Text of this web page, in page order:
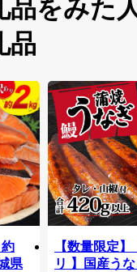
品をみた
品
県
【数量限定
リ 】国産う